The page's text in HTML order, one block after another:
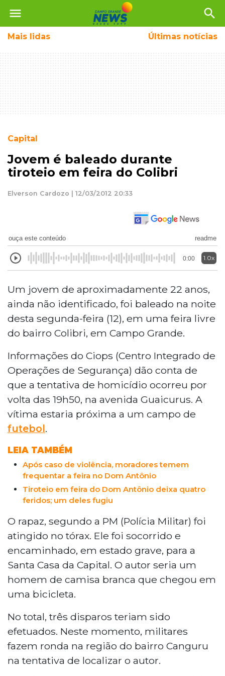
menu search
Mais lidas Últimas notícias
Capital
Jovem é baleado durante
tiroteio em feira do Colibri
Elverson Cardozo | 12/03/2012 20:33
ouça este conteúdo readme
0:00 1.0x
Um jovem de aproximadamente 22 anos,
ainda não identificado, foi baleado na noite
desta segunda-feira (12), em uma feira livre
do bairro Colibri, em Campo Grande.
Informações do Ciops (Centro Integrado de
Operações de Segurança) dão conta de
que a tentativa de homicídio ocorreu por
volta das 19h50, na avenida Guaicurus. A
vítima estaria próxima a um campo de
futebol.
LEIA TAMBÉM
Após caso de violência, moradores temem
frequentar a feira no Dom Antônio
Tiroteio em feira do Dom Antônio deixa quatro
feridos; um deles fugiu
O rapaz, segundo a PM (Polícia Militar) foi
atingido no tórax. Ele foi socorrido e
encaminhado, em estado grave, para a
Santa Casa da Capital. O autor seria um
homem de camisa branca que chegou em
uma bicicleta.
No total, três disparos teriam sido
efetuados. Neste momento, militares
fazem ronda na região do bairro Canguru
na tentativa de localizar o autor.